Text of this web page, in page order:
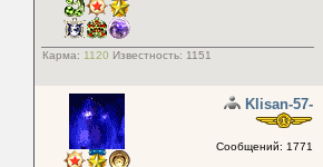
Карма: 1120 Известность: 1151
Klisan-57-
Сообщений: 1771